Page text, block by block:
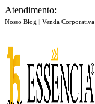
Atendimento:
Nosso Blog | Venda Corporativa